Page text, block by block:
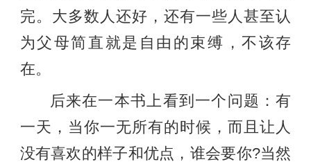
完。大多数人还好，还有一些人甚至认
为父母简直就是自由的束缚，不该存
在。
后来在一本书上看到一个问题：有
一天，当你一无所有的时候，而且让人
没有喜欢的样子和优点，谁会要你?当然